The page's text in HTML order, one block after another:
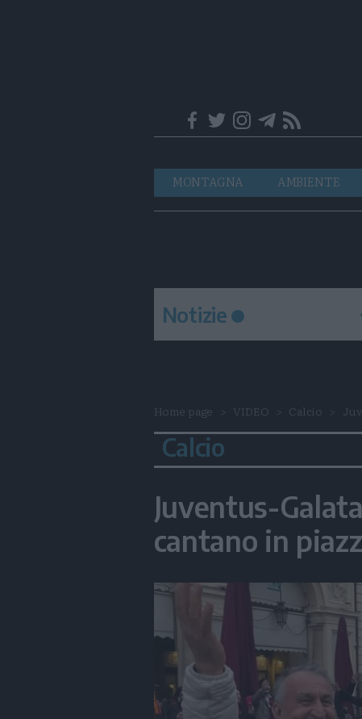
Navigazione
principale
MONTAGNA AMBIENTE
Notizie
Home page VIDEO Calcio
Calcio
Juventus-
cantano in